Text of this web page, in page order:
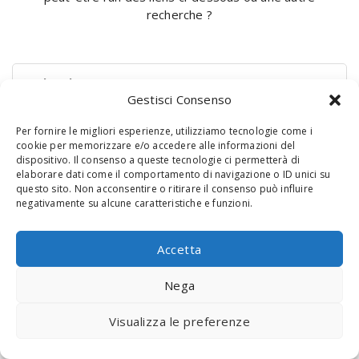
Gestisci Consenso
Per fornire le migliori esperienze, utilizziamo tecnologie come i
cookie per memorizzare e/o accedere alle informazioni del
dispositivo. Il consenso a queste tecnologie ci permetterà di
elaborare dati come il comportamento di navigazione o ID unici su
questo sito. Non acconsentire o ritirare il consenso può influire
negativamente su alcune caratteristiche e funzioni.
Accetta
Nega
Visualizza le preferenze
recherche ?
© 2020 Digital Touch Menu. Menu realizzato daInteractive
Minds